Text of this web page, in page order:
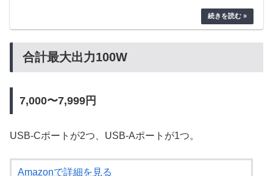
合計最大出力100W
7,000〜7,999円
USB-Cポートが2つ、USB-Aポートが1つ。
Amazonで詳細を見る